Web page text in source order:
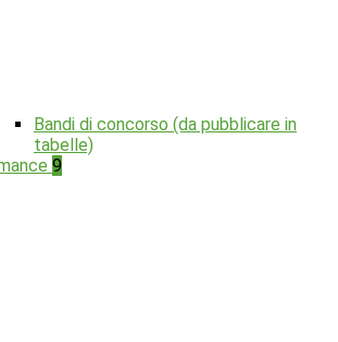
Bandi di concorso (da pubblicare in
tabelle)
9